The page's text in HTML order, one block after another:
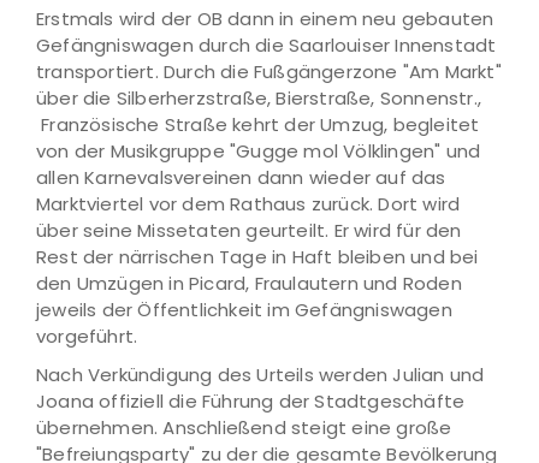
Erstmals wird der OB dann in einem neu gebauten
Gefängniswagen durch die Saarlouiser Innenstadt
transportiert. Durch die Fußgängerzone "Am Markt"
über die Silberherzstraße, Bierstraße, Sonnenstr.,
Französische Straße kehrt der Umzug, begleitet
von der Musikgruppe "Gugge mol Völklingen" und
allen Karnevalsvereinen dann wieder auf das
Marktviertel vor dem Rathaus zurück. Dort wird
über seine Missetaten geurteilt. Er wird für den
Rest der närrischen Tage in Haft bleiben und bei
den Umzügen in Picard, Fraulautern und Roden
jeweils der Öffentlichkeit im Gefängniswagen
vorgeführt.
Nach Verkündigung des Urteils werden Julian und
Joana offiziell die Führung der Stadtgeschäfte
übernehmen. Anschließend steigt eine große
"Befreiungsparty" zu der die gesamte Bevölkerung